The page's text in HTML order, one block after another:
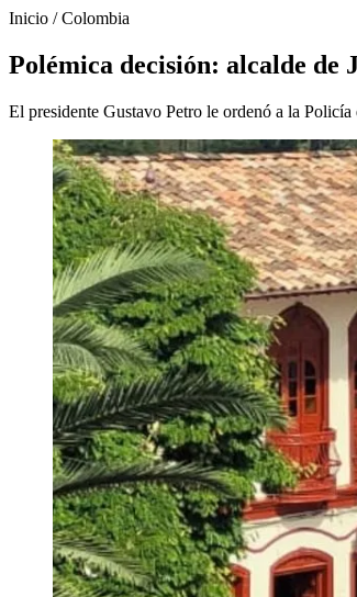
Inicio /Colombia
Polémica decisión: alcalde de
El presidente Gustavo Petro le ordenó a la